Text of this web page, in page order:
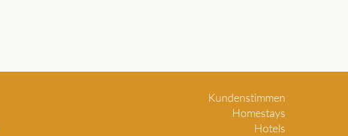
Kundenstimmen
Homestays
Hotels